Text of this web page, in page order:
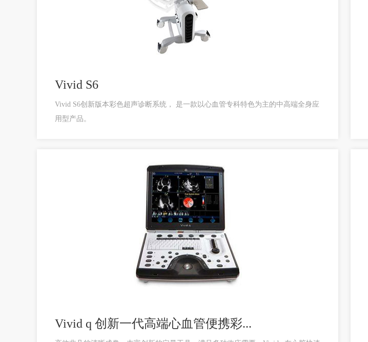
Vivid S6
Vivid S6创新版本彩色超声诊断系统， 是一款以心血管专科特色为主的中高端全身应
用型产品。
Vivid q 创新一代高端心血管便携彩...